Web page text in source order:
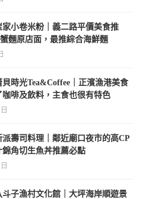
小卷米粉｜義二路平價美食推
麵原店面，最推綜合海鮮麵
時光Tea&Coffee｜正濱漁港美食
啡及飲料，主食也很有特色
壽司料理｜鄰近廟口夜市的高CP
角切生魚丼推薦必點
子漁村文化館｜大坪海岸順遊景